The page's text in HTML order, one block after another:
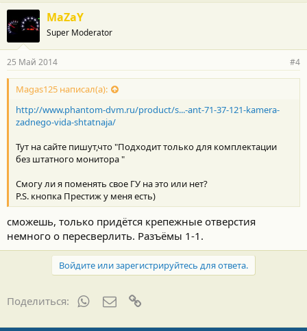
MaZaY
Super Moderator
25 Май 2014 #4
Magas125 написал(а):
http://www.phantom-dvm.ru/product/s...-ant-71-37-121-kamera-
zadnego-vida-shtatnaja/
Тут на сайте пишут,что "Подходит только для комплектации
без штатного монитора "
Смогу ли я поменять свое ГУ на это или нет?
P.S. кнопка Престиж у меня есть)
сможешь, только придётся крепежные отверстия
немного о пересверлить. Разъёмы 1-1.
Войдите или зарегистрируйтесь для ответа.
Поделиться: WhatsAppЭлектронная почта